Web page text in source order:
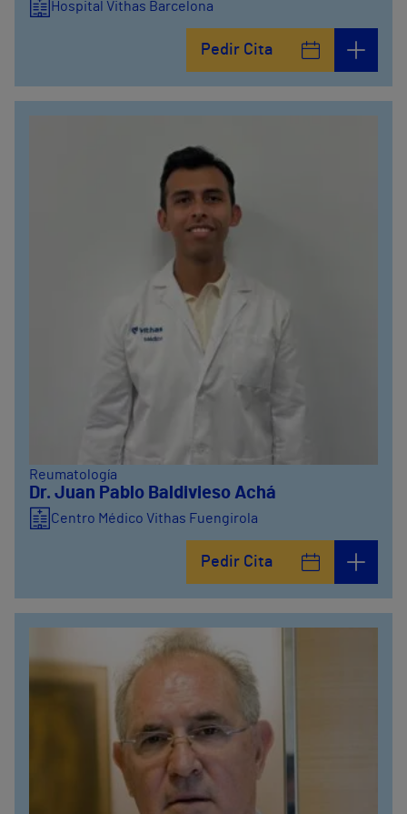
Hospital Vithas Barcelona
Pedir Cita
Reumatología
Dr. Juan Pablo Baldivieso Achá
Centro Médico Vithas Fuengirola
Pedir Cita